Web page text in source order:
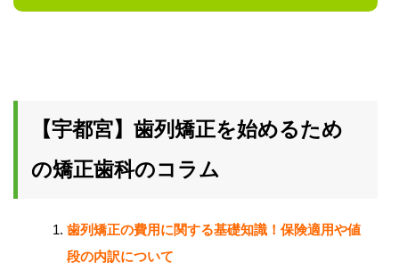
【宇都宮】歯列矯正を始めるため
の矯正歯科のコラム
歯列矯正の費用に関する基礎知識！保険適用や値
段の内訳について